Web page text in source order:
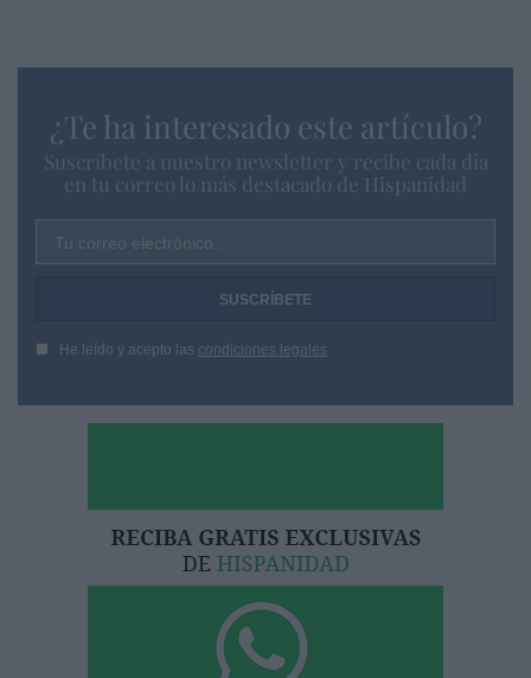
¿Te ha interesado este artículo?
Suscríbete a nuestro newsletter y recibe cada dia
en tu correo lo más destacado de Hispanidad
Tu correo electrónico...
He leído y acepto las condiciones legales